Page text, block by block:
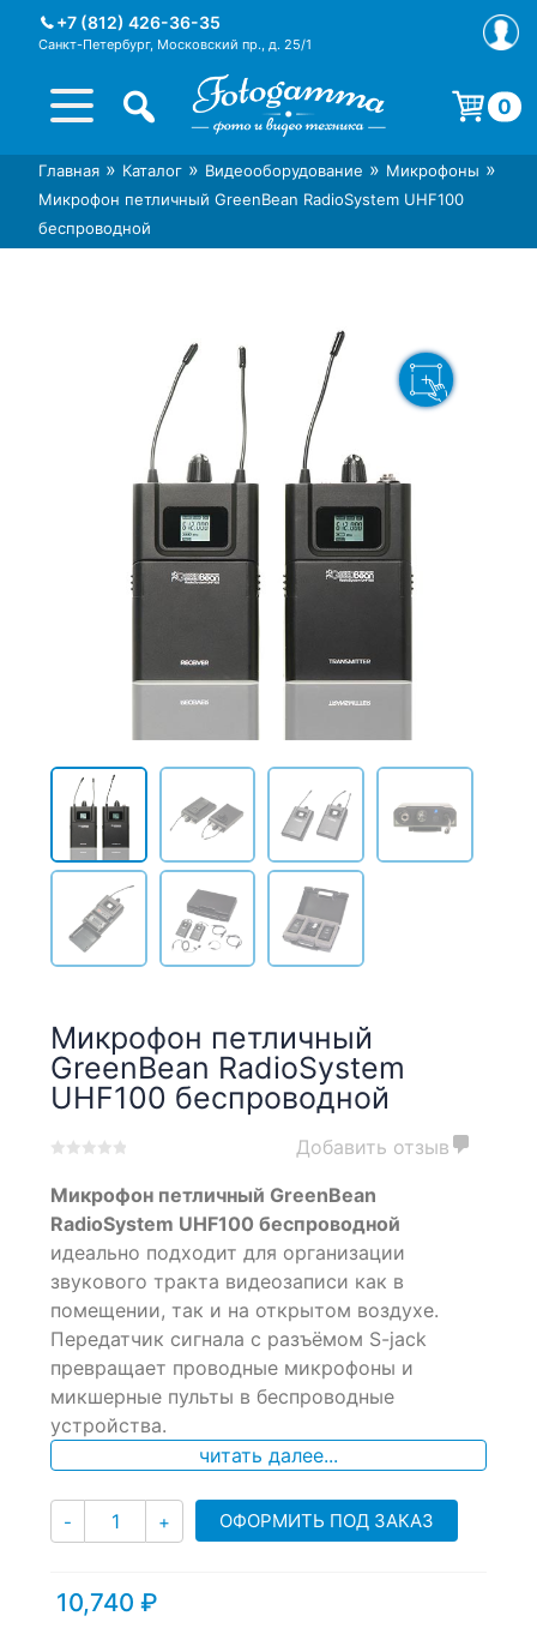
+7 (812) 426-36-35
Санкт-Петербург, Московский пр., д. 25/1
Интернет-магазин фототехники
Foto-Gamma в СПб
Магазин фотоаксессуаров foto-
gamma.ru
0
Корзина пуста.
Главная » Каталог » Видеооборудование » Микрофоны »
Микрофон петличный GreenBean RadioSystem UHF100
беспроводной
Микрофон петличный
GreenBean RadioSystem
UHF100 беспроводной
out
of
on
customer
ratings
Добавить отзыв
Микрофон петличный GreenBean
RadioSystem UHF100 беспроводной
идеально подходит для организации
звукового тракта видеозаписи как в
помещении, так и на открытом воздухе.
Передатчик сигнала с разъёмом S-jack
превращает проводные микрофоны и
микшерные пульты в беспроводные
устройства.
читать далее...
- Количество
+ ОФОРМИТЬ ПОД ЗАКАЗ
10,740 ₽